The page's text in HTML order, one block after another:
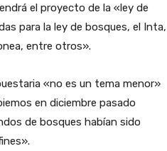
el proyecto de la «ley de
para la ley de bosques, el Inta,
entre otros».
«no es un tema menor»
en diciembre pasado
de bosques habían sido